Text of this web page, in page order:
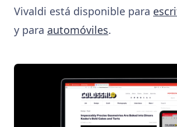
Vivaldi está disponible para
y para automóviles.